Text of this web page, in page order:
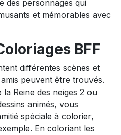
des personnages qui
et mémorables avec
BFF
différentes scènes et
peuvent être trouvés.
Reine des neiges 2 ou
animés, vous
spéciale à colorier,
En coloriant les